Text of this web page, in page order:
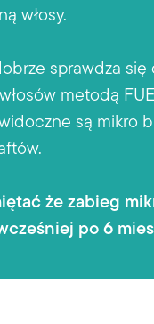
włosy.
sprawdza
metodą
są mikro
że zabieg
po 6